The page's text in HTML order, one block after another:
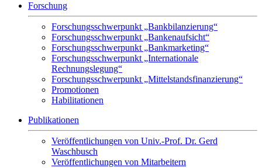
Forschung
Forschungsschwerpunkt „Bankbilanzierung“
Forschungsschwerpunkt „Bankenaufsicht“
Forschungsschwerpunkt „Bankmarketing“
Forschungsschwerpunkt „Internationale
Rechnungslegung“
Forschungsschwerpunkt „Mittelstandsfinanzierung“
Promotionen
Habilitationen
Publikationen
Veröffentlichungen von Univ.-Prof. Dr. Gerd
Waschbusch
Veröffentlichungen von Mitarbeitern